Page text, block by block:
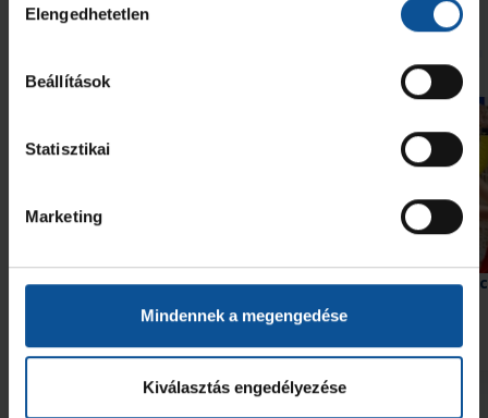
kiválasztása
Elengedhetetlen
Beállítások
Statisztikai
Marketing
Mindennek a megengedése
Kiválasztás engedélyezése
U21 2026. aug. 08.
Második edzőmeccsüket
U21 2026. júl. 31.
Győzelem az